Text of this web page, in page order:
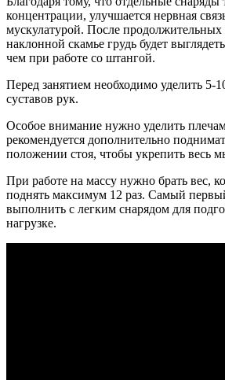
концентрации, улучшается нервная
мускулатурой. После продолжительных
наклонной скамье грудь будет
чем при работе со штангой.
Перед занятием необходимо уделить 5-
суставов рук.
Особое внимание нужно уделить
рекомендуется дополнительно
положении стоя, чтобы укрепить весь
При работе на массу нужно брать вес,
поднять максимум 12 раз. Самый
выполнить с легким снарядом для
нагрузке.